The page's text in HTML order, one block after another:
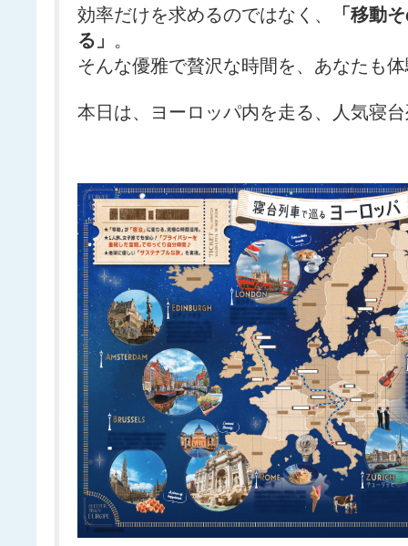
効率だけを求めるのではなく、
「移動
る」 。
そんな優雅で贅沢な時間を、あなたも
本日は、ヨーロッパ内を走る、人気寝